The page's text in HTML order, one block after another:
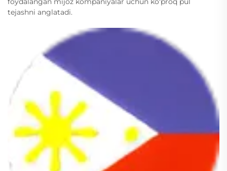
tejashni anglatadi.